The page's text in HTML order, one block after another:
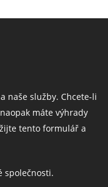
naše služby. Chcete-li
máte výhrady
tento formulář a
společnosti.